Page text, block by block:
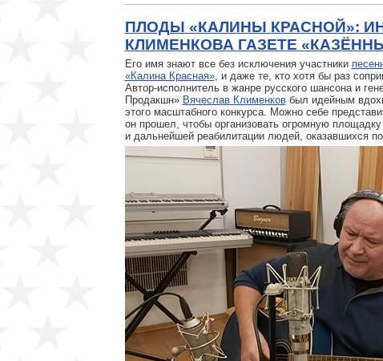
ПЛОДЫ «КАЛИНЫ КРАСНОЙ»:
КЛИМЕНКОВА ГАЗЕТЕ
Его имя знают все без исключения участники
«Калина Красная», и даже те, кто хотя бы раз
Автор-исполнитель в жанре русского шансона и
Продакшн» Вячеслав Клименковбыл идейным
этого масштабного конкурса. Можно себе
он прошел, чтобы организовать огромную
и дальнейшей реабилитации людей, оказавшихся